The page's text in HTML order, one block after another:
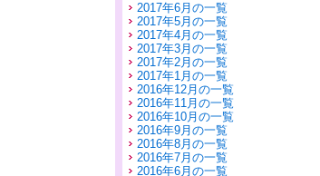
2017年6月の一覧
2017年5月の一覧
2017年4月の一覧
2017年3月の一覧
2017年2月の一覧
2017年1月の一覧
2016年12月の一覧
2016年11月の一覧
2016年10月の一覧
2016年9月の一覧
2016年8月の一覧
2016年7月の一覧
2016年6月の一覧